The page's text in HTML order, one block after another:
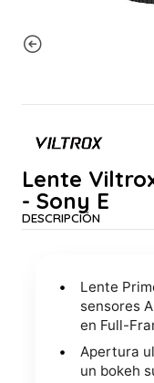
Lente
- Sony E
DESCRIPCIÓN
Lente
sensores
en Full-
Apertura
un bokeh